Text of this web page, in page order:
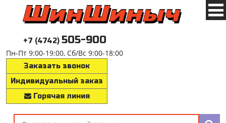
+7 (4742) 505-900
Пн-Пт 9:00-19:00, Сб/Вс 9:00-18:00
Заказать звонок
Индивидуальный заказ
Горячая линия